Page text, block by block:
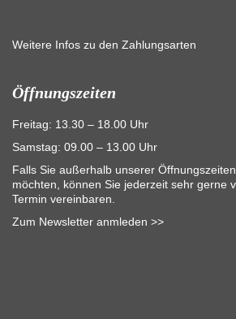
Weitere Infos zu den Zahlungsarten
Öffnungszeiten
Freitag: 13.30 – 18.00 Uhr
Samstag: 09.00 – 13.00 Uhr
Falls Sie außerhalb unserer
möchten, können Sie jederzeit sehr gerne
Termin vereinbaren.
Zum Newsletter anmleden >>